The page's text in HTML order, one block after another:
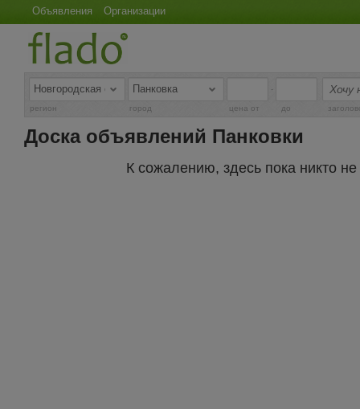
Объявления Организации
-
регион город цена от до
Доска объявлений Панковки
К сожалению, здесь пока никто